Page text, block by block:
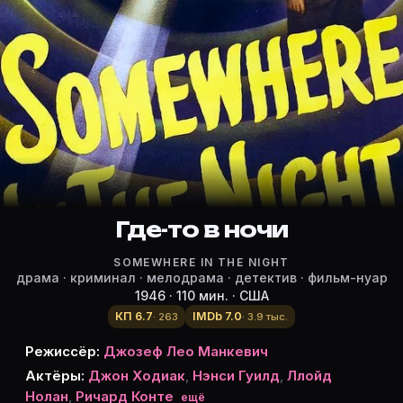
Режиссёр, актёры и роли «Где-то
Режиссёр и актёры:
Джозеф Лео Манкевич (режиссёр)
Джон Ходиак — George W. Taylor
Нэнси Гуилд — Christy Smith
Ллойд Нолан
— Police Lt. Donald Kendall
— Mel Phillips
Фриц Кортнер — Anzelmo aka Dr. Oracle
— Phyllis
Sheldon Leonard — Sam
Хаусли Стивенсон — Michael Conroy
Джон Расселл — Marine Captain
Где-то в ночи
SOMEWHERE IN THE NIGHT
драма · криминал · мелодрама · детектив · фильм-нуар
1946 · 110 мин. · США
КП 6.7· 263 IMDb 7.0· 3.9 тыс.
Режиссёр: Джозеф Лео Манкевич
Актёры: Джон Ходиак, Нэнси Гуилд, Ллойд
Нолан, Ричард Конте ещё